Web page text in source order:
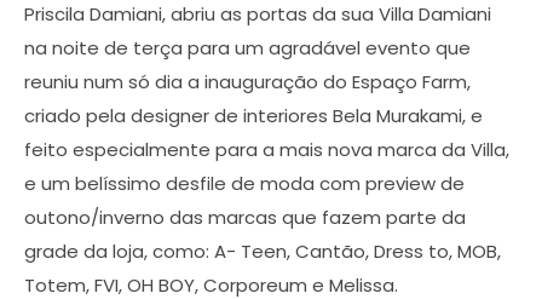
Priscila Damiani, abriu as portas da sua Villa Damiani
na noite de terça para um agradável evento que
reuniu num só dia a inauguração do Espaço Farm,
criado pela designer de interiores Bela Murakami, e
feito especialmente para a mais nova marca da Villa,
e um belíssimo desfile de moda com preview de
outono/inverno das marcas que fazem parte da
grade da loja, como: A- Teen, Cantão, Dress to, MOB,
Totem, FVI, OH BOY, Corporeum e Melissa.